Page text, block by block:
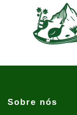
Sobre nós